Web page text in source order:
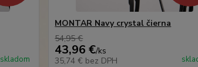
skladom
MONTAR Navy crystal čierna
54,95 €
43,96 €/ks
35,74 € bez DPH